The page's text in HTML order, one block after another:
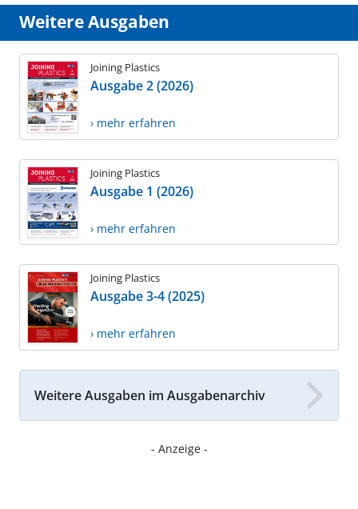
Weitere Ausgaben
Joining Plastics
Ausgabe 2 (2026)
› mehr erfahren
Joining Plastics
Ausgabe 1 (2026)
› mehr erfahren
Joining Plastics
Ausgabe 3-4 (2025)
› mehr erfahren
Weitere Ausgaben im Ausgabenarchiv
- Anzeige -